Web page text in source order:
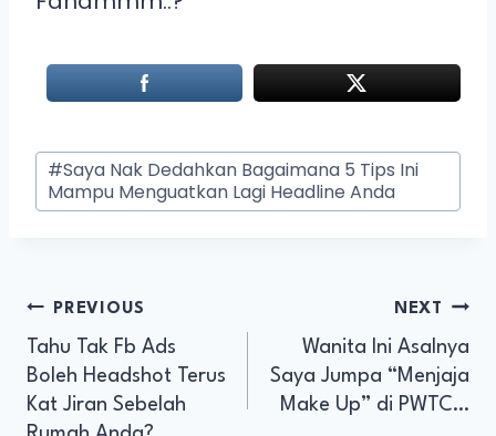
#Saya Nak Dedahkan Bagaimana 5 Tips Ini
Mampu Menguatkan Lagi Headline Anda
PREVIOUS
Tahu Tak Fb Ads
Boleh Headshot Terus
Kat Jiran Sebelah
NEXT
Wanita Ini Asalnya
Saya Jumpa “Menjaja
Make Up” di PWTC…